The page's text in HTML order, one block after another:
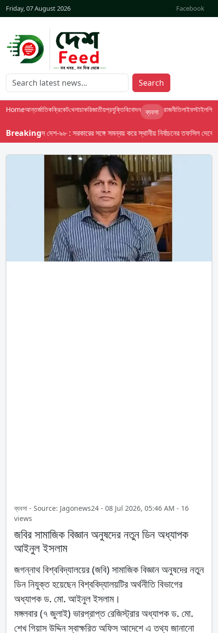
Friday, 07 August 2026 Facebook
Search
Homeআন্তর্জাতিকক্রিকেটখেলাচাকরিজাতীয়প্রযুক্তিবিনোদন ব্যবসা রাজনীতিলাইফস্টাইলশিক্ষা
Breaking
বাসস দেশ-৯৮ : সরকারের সঙ্গে সমন্বয় করে স্থানীয় নির্বাচনের তফসিল দেবে
ব্যবসা - Source: Jagonews24 - 08 Jul 2026, 05:46 AM - 16
views
জবির সামাজিক বিজ্ঞান অনুষদের নতুন ডিন অধ্যাপক
আইনুল ইসলাম
জগন্নাথ বিশ্ববিদ্যালয়ের (জবি) সামাজিক বিজ্ঞান অনুষদের নতুন
ডিন নিযুক্ত হয়েছেন বিশ্ববিদ্যালয়টির অর্থনীতি বিভাগের
অধ্যাপক ড. মো. আইনুল ইসলাম।
মঙ্গলবার (৭ জুলাই) ভারপ্রাপ্ত রেজিস্ট্রার অধ্যাপক ড. মো.
শেখ গিয়াস উদ্দিন স্বাক্ষরিত অফিস আদেশে এ তথ্য জানানো